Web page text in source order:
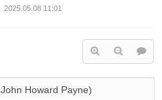
2025.05.08 11:01
Howard Payne)